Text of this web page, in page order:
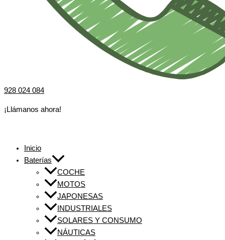
928 024 084
¡Llámanos ahora!
Inicio
Baterías
COCHE
MOTOS
JAPONESAS
INDUSTRIALES
SOLARES Y CONSUMO
NÁUTICAS